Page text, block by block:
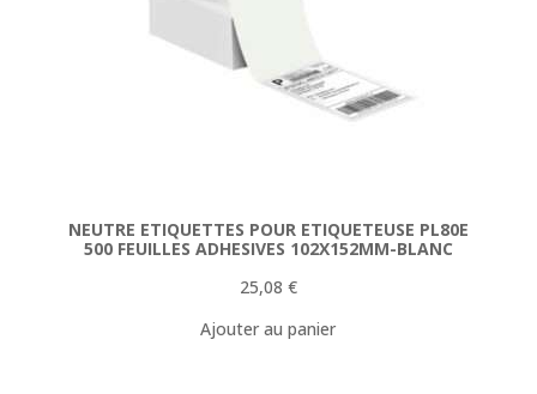
NEUTRE ETIQUETTES POUR ETIQUETEUSE PL80E
500 FEUILLES ADHESIVES 102X152MM-BLANC
25,08 €
Ajouter au panier